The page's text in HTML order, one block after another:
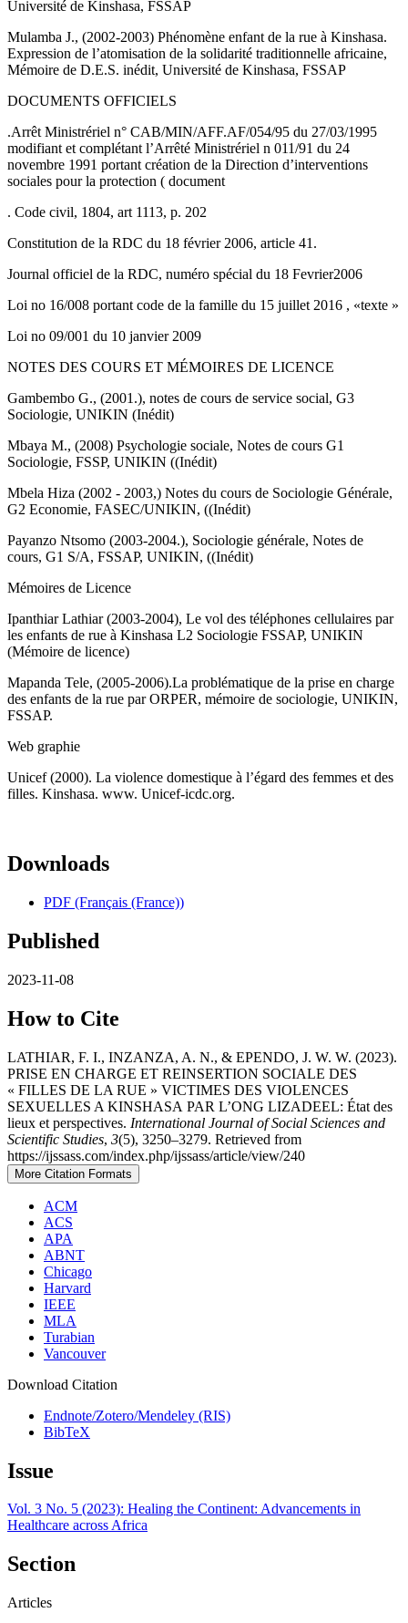
Université de Kinshasa, FSSAP
Mulamba J., (2002-2003) Phénomène enfant de la rue à Kinshasa.
Expression de l’atomisation de la solidarité traditionnelle africaine,
Mémoire de D.E.S. inédit, Université de Kinshasa, FSSAP
DOCUMENTS OFFICIELS
.Arrêt Ministrériel n° CAB/MIN/AFF.AF/054/95 du 27/03/1995
modifiant et complétant l’Arrêté Ministrériel n 011/91 du 24
novembre 1991 portant création de la Direction d’interventions
sociales pour la protection ( document
. Code civil, 1804, art 1113, p. 202
Constitution de la RDC du 18 février 2006, article 41.
Journal officiel de la RDC, numéro spécial du 18 Fevrier2006
Loi no 16/008 portant code de la famille du 15 juillet 2016 , «texte »
Loi no 09/001 du 10 janvier 2009
NOTES DES COURS ET MÉMOIRES DE LICENCE
Gambembo G., (2001.), notes de cours de service social, G3
Sociologie, UNIKIN (Inédit)
Mbaya M., (2008) Psychologie sociale, Notes de cours G1
Sociologie, FSSP, UNIKIN ((Inédit)
Mbela Hiza (2002 - 2003,) Notes du cours de Sociologie Générale,
G2 Economie, FASEC/UNIKIN, ((Inédit)
Payanzo Ntsomo (2003-2004.), Sociologie générale, Notes de
cours, G1 S/A, FSSAP, UNIKIN, ((Inédit)
Mémoires de Licence
Ipanthiar Lathiar (2003-2004), Le vol des téléphones cellulaires par
les enfants de rue à Kinshasa L2 Sociologie FSSAP, UNIKIN
(Mémoire de licence)
Mapanda Tele, (2005-2006).La problématique de la prise en charge
des enfants de la rue par ORPER, mémoire de sociologie, UNIKIN,
FSSAP.
Web graphie
Unicef (2000). La violence domestique à l’égard des femmes et des
filles. Kinshasa. www. Unicef-icdc.org.
Downloads
PDF (Français (France))
Published
2023-11-08
How to Cite
LATHIAR, F. I., INZANZA, A. N., & EPENDO, J. W. W. (2023).
PRISE EN CHARGE ET REINSERTION SOCIALE DES
« FILLES DE LA RUE » VICTIMES DES VIOLENCES
SEXUELLES A KINSHASA PAR L’ONG LIZADEEL: État des
lieux et perspectives. International Journal of Social Sciences and
Scientific Studies, 3(5), 3250–3279. Retrieved from
https://ijssass.com/index.php/ijssass/article/view/240
More Citation Formats
ACM
ACS
APA
ABNT
Chicago
Harvard
IEEE
MLA
Turabian
Vancouver
Download Citation
Endnote/Zotero/Mendeley (RIS)
BibTeX
Issue
Vol. 3 No. 5 (2023): Healing the Continent: Advancements in
Healthcare across Africa
Section
Articles